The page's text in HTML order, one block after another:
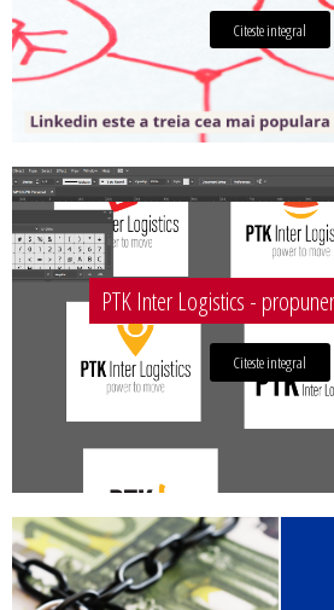
Citeste integral
PTK Inter Logistics -
Citeste integral